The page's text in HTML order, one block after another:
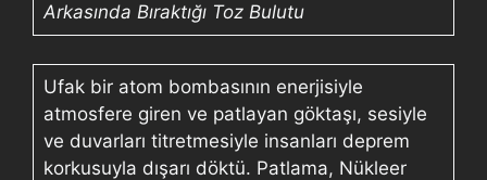
Arkasında Bıraktığı Toz Bulutu
Ufak bir atom bombasının enerjisiyle
atmosfere giren ve patlayan göktaşı, sesiyle
ve duvarları titretmesiyle insanları deprem
korkusuyla dışarı döktü. Patlama, Nükleer